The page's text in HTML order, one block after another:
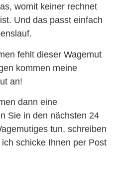
womit keiner rechnet
Und das passt einfach
fehlt dieser Wagemut
kommen meine
an!
dann eine
Sie in den nächsten 24
tun, schreiben
schicke Ihnen per Post